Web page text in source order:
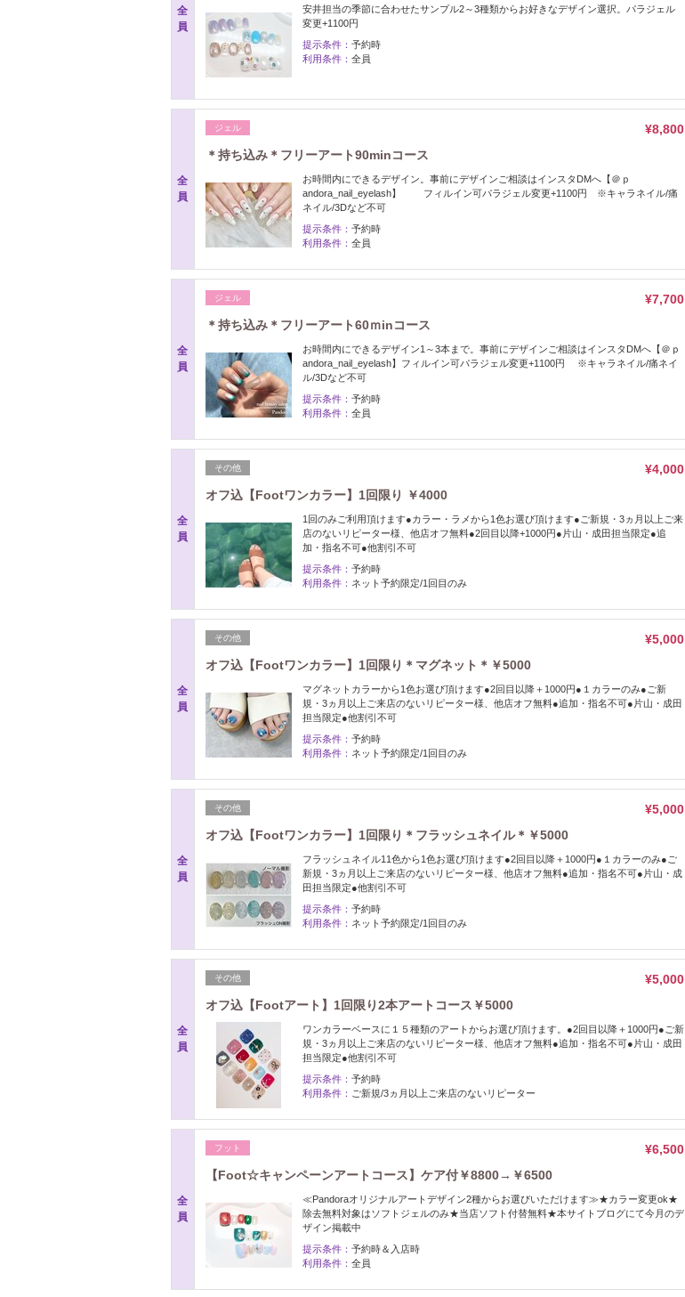
全
員
安井担当の季節に合わせたサンプル2～3種類からお好きなデザイン選択。パラジェル
変更+1100円
提示条件： 予約時
利用条件： 全員
全
員
ジェル
¥8,800
＊持ち込み＊フリーアート90minコース
お時間内にできるデザイン。事前にデザインご相談はインスタDMへ【＠ｐ
andora_nail_eyelash】 フィルイン可パラジェル変更+1100円 ※キャラネイル/痛
ネイル/3Dなど不可
提示条件： 予約時
利用条件： 全員
全
員
ジェル
¥7,700
＊持ち込み＊フリーアート60ｍinコース
お時間内にできるデザイン1～3本まで。事前にデザインご相談はインスタDMへ【＠ｐ
andora_nail_eyelash】フィルイン可パラジェル変更+1100円 ※キャラネイル/痛ネイ
ル/3Dなど不可
提示条件： 予約時
利用条件： 全員
全
員
その他
¥4,000
オフ込【Footワンカラー】1回限り ￥4000
1回のみご利用頂けます●カラー・ラメから1色お選び頂けます●ご新規・3ヵ月以上ご来
店のないリピーター様、他店オフ無料●2回目以降+1000円●片山・成田担当限定●追
加・指名不可●他割引不可
提示条件： 予約時
利用条件： ネット予約限定/1回目のみ
全
員
その他
¥5,000
オフ込【Footワンカラー】1回限り＊マグネット＊￥5000
マグネットカラーから1色お選び頂けます●2回目以降＋1000円●１カラーのみ●ご新
規・3ヵ月以上ご来店のないリピーター様、他店オフ無料●追加・指名不可●片山・成田
担当限定●他割引不可
提示条件： 予約時
利用条件： ネット予約限定/1回目のみ
全
員
その他
¥5,000
オフ込【Footワンカラー】1回限り＊フラッシュネイル＊￥5000
フラッシュネイル11色から1色お選び頂けます●2回目以降＋1000円●１カラーのみ●ご
新規・3ヵ月以上ご来店のないリピーター様、他店オフ無料●追加・指名不可●片山・成
田担当限定●他割引不可
提示条件： 予約時
利用条件： ネット予約限定/1回目のみ
全
員
その他
¥5,000
オフ込【Footアート】1回限り2本アートコース￥5000
ワンカラーベースに１５種類のアートからお選び頂けます。●2回目以降＋1000円●ご新
規・3ヵ月以上ご来店のないリピーター様、他店オフ無料●追加・指名不可●片山・成田
担当限定●他割引不可
提示条件： 予約時
利用条件： ご新規/3ヵ月以上ご来店のないリピーター
全
員
フット
¥6,500
【Foot☆キャンペーンアートコース】ケア付￥8800→￥6500
≪Pandoraオリジナルアートデザイン2種からお選びいただけます≫★カラー変更ok★
除去無料対象はソフトジェルのみ★当店ソフト付替無料★本サイトブログにて今月のデ
ザイン掲載中
提示条件： 予約時＆入店時
利用条件： 全員